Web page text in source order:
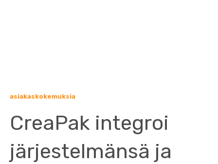
asiakaskokemuksia
CreaPak integroi
järjestelmänsä ja